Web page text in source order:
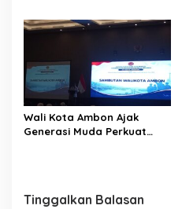
Edukasi Parenting Perkuat
Pola Asuh Holistik
Wali Kota Ambon Ajak
Generasi Muda Perkuat
Tinggalkan Balasan